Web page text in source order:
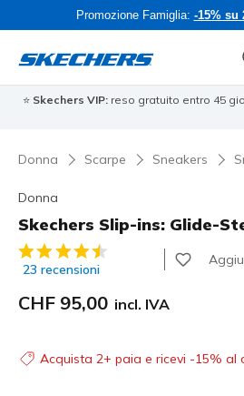
Promozione Famiglia: -15% su
⭐ Skechers VIP: reso gratuito entro 45
Donna Scarpe Sneakers
Donna
Skechers Slip-ins: Glide-
Valutazione cliente 3.5 su 5
23 recensioni
CHF 95,00 incl. IVA
Acquista 2+ paia e ricevi -15% al